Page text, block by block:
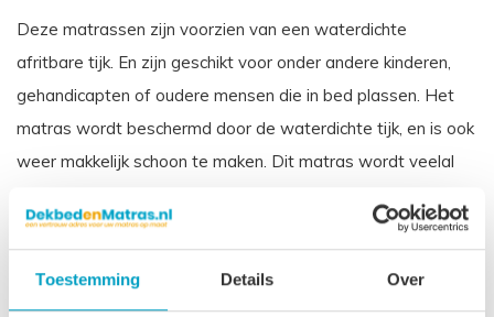
Toestemming Details Over
Deze matrassen zijn voorzien van een waterdichte
afritbare tijk. En zijn geschikt voor onder andere kinderen,
gehandicapten of oudere mensen die in bed plassen. Het
matras wordt beschermd door de waterdichte tijk, en is ook
weer makkelijk schoon te maken. Dit matras wordt veelal
voor een koudschuim waterdichte matras zijn: Incontinentie